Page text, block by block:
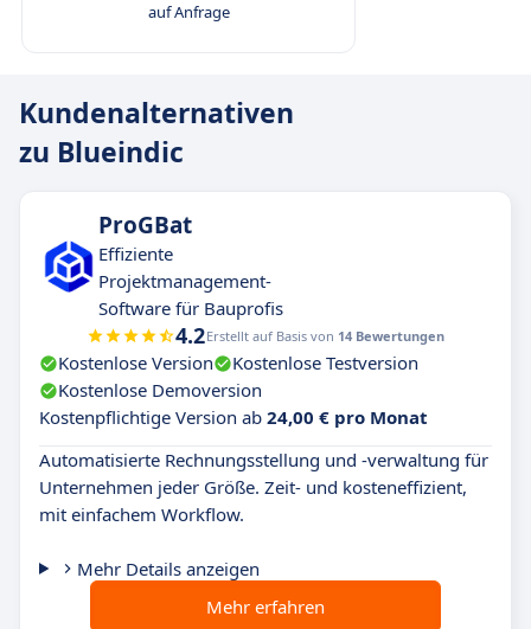
auf Anfrage
Kundenalternativen
zu Blueindic
ProGBat
Effiziente
Projektmanagement-
Software für Bauprofis
4.2Erstellt auf Basis von 14 Bewertungen
Kostenlose Version
Kostenlose Testversion
Kostenlose Demoversion
Kostenpflichtige Version ab 24,00 € pro Monat
Automatisierte Rechnungsstellung und -verwaltung für
Unternehmen jeder Größe. Zeit- und kosteneffizient,
mit einfachem Workflow.
Mehr Details anzeigen
Mehr erfahren